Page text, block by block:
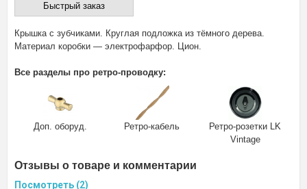
Быстрый заказ
Крышка с зубчиками. Круглая подложка из тёмного дерева.
Материал коробки — электрофарфор. Цион.
Все разделы про ретро-проводку:
Доп. оборуд. Ретро-кабель
Ретро-розетки LK
Vintage
Отзывы о товаре и комментарии
Посмотреть (2)